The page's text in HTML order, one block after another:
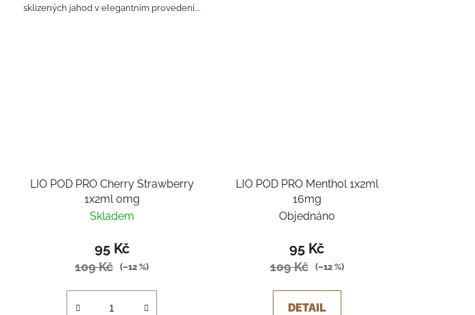
sklizených jahod v elegantním provedení....
LIO POD PRO Cherry Strawberry
1x2ml 0mg
Skladem
95 Kč
109 Kč (–12 %)
LIO POD PRO Menthol 1x2ml
16mg
Objednáno
95 Kč
109 Kč (–12 %)
DETAIL